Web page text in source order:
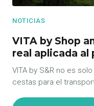
NOTICIAS
VITA by Shop
real aplicada al
VITA by S&R no es
cestas para el